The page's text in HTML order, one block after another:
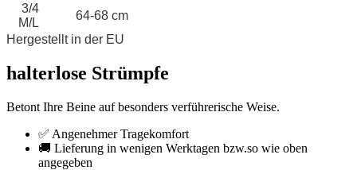
3/4
M/L
64-68 cm
Hergestellt in der EU
halterlose Strümpfe
Betont Ihre Beine auf besonders verführerische Weise.
✅ Angenehmer Tragekomfort
🚚 Lieferung in wenigen Werktagen bzw.so wie oben
angegeben